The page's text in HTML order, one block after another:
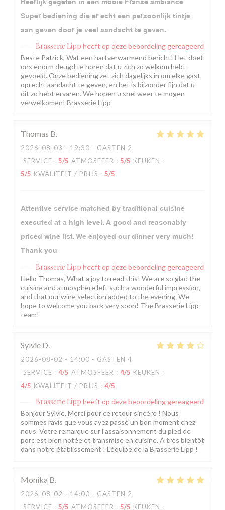
Heerlijk gegeten in een mooie Franse ambiance
Super bediening die er echt een persoonlijk tintje
aan geven door je veel aandacht te geven.
Brasserie Lipp heeft op deze beoordeling gereageerd
Beste Patrick, Wat een hartverwarmend bericht! Het doet
ons enorm deugd te horen dat u zich zo welkom hebt
gevoeld. Onze bediening zet zich dagelijks in om elke gast
oprecht aandacht te geven, en het is bijzonder fijn dat u
dit zo hebt ervaren. We hopen u snel weer te mogen
verwelkomen! Brasserie Lipp
Thomas B
2026-08-03 - 19:30 - GASTEN 2
SERVICE : 5/5 ATMOSFEER : 5/5 KEUKEN :
5/5 KWALITEIT / PRIJS : 5/5
Attentive service matched by traditional cuisine
executed at a high level. A good and reasonably
priced wine list. We enjoyed our dinner very much!
Thank you
Brasserie Lipp heeft op deze beoordeling gereageerd
Hello Thomas, What a joy to read this! We are so glad the
cuisine and atmosphere left such a wonderful impression,
and that our wine selection added to the evening. We
hope to welcome you back very soon! The Brasserie Lipp
team!
Sylvie D
2026-08-02 - 14:00 - GASTEN 4
SERVICE : 4/5 ATMOSFEER : 4/5 KEUKEN :
4/5 KWALITEIT / PRIJS : 4/5
Brasserie Lipp heeft op deze beoordeling gereageerd
Bonjour Sylvie, Merci pour ce retour sincère ! Nous
sommes ravis que vous ayez passé un bon moment chez
nous. Votre remarque sur l'assaisonnement du pied de
porc est bien notée et transmise en cuisine. À très bientôt
dans notre établissement ! L'équipe de la Brasserie Lipp !
Monika B
2026-08-02 - 14:00 - GASTEN 2
SERVICE : 5/5 ATMOSFEER : 5/5 KEUKEN :